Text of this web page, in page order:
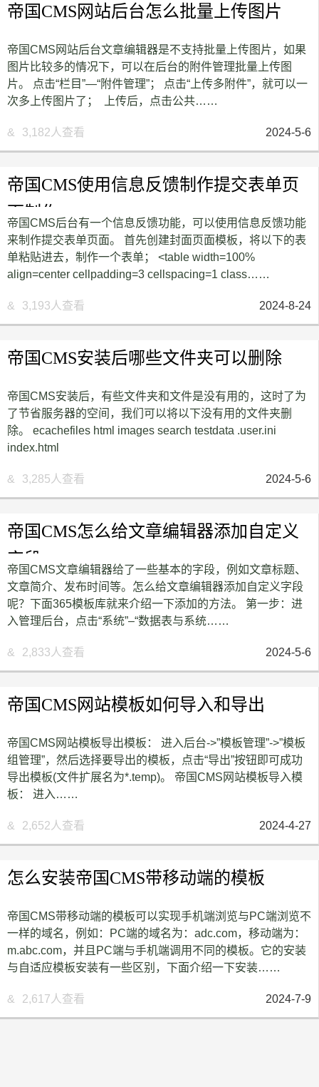
帝国CMS网站后台怎么批量上传图片
帝国CMS网站后台文章编辑器是不支持批量上传图片，如果
图片比较多的情况下，可以在后台的附件管理批量上传图
片。 点击“栏目”—“附件管理”； 点击“上传多附件”，就可以一
次多上传图片了； 上传后，点击公共……
2024-5-6
& 3,182人查看
帝国CMS使用信息反馈制作提交表单页
面制作
帝国CMS后台有一个信息反馈功能，可以使用信息反馈功能
来制作提交表单页面。 首先创建封面页面模板，将以下的表
单粘贴进去，制作一个表单； <table width=100%
align=center cellpadding=3 cellspacing=1 class……
2024-8-24
& 3,193人查看
帝国CMS安装后哪些文件夹可以删除
帝国CMS安装后，有些文件夹和文件是没有用的，这时了为
了节省服务器的空间，我们可以将以下没有用的文件夹删
除。 ecachefiles html images search testdata .user.ini
index.html
2024-5-6
& 3,285人查看
帝国CMS怎么给文章编辑器添加自定义
字段
帝国CMS文章编辑器给了一些基本的字段，例如文章标题、
文章简介、发布时间等。怎么给文章编辑器添加自定义字段
呢？下面365模板库就来介绍一下添加的方法。 第一步：进
入管理后台，点击“系统”–“数据表与系统……
2024-5-6
& 2,833人查看
帝国CMS网站模板如何导入和导出
帝国CMS网站模板导出模板： 进入后台->”模板管理”->”模板
组管理”，然后选择要导出的模板，点击“导出”按钮即可成功
导出模板(文件扩展名为*.temp)。 帝国CMS网站模板导入模
板： 进入……
2024-4-27
& 2,652人查看
怎么安装帝国CMS带移动端的模板
帝国CMS带移动端的模板可以实现手机端浏览与PC端浏览不
一样的域名，例如：PC端的域名为：adc.com，移动端为：
m.abc.com，并且PC端与手机端调用不同的模板。它的安装
与自适应模板安装有一些区别，下面介绍一下安装……
2024-7-9
& 2,617人查看